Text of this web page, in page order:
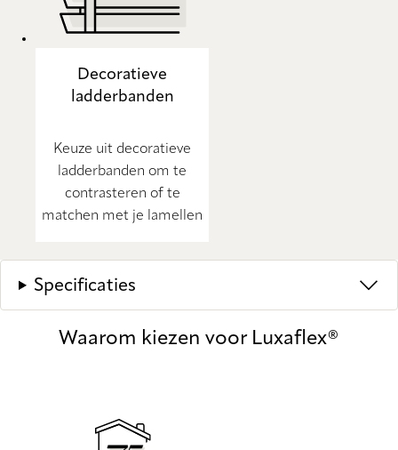
Decoratieve
ladderbanden
Keuze uit decoratieve
ladderbanden om te
contrasteren of te
matchen met je lamellen
Specificaties
Waarom kiezen voor Luxaflex®